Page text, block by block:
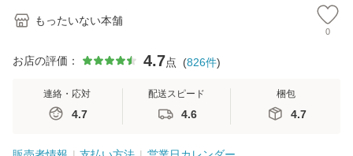
もったいない本舗
0
お店の評価： 4.7点 (826件)
連絡・応対
4.7
配送スピード
4.6
梱包
4.7